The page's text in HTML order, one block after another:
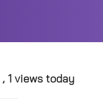
, 1 views today